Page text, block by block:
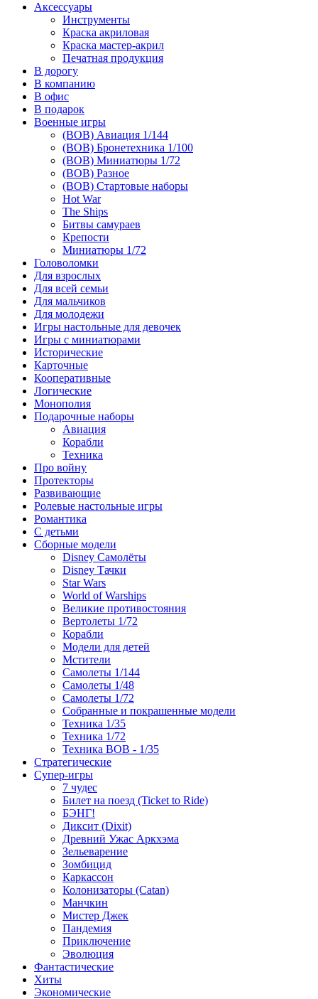
Аксессуары
Инструменты
Краска акриловая
Краска мастер-акрил
Печатная продукция
В дорогу
В компанию
В офис
В подарок
Военные игры
(ВОВ) Авиация 1/144
(ВОВ) Бронетехника 1/100
(ВОВ) Миниатюры 1/72
(ВОВ) Разное
(ВОВ) Стартовые наборы
Hot War
The Ships
Битвы самураев
Крепости
Миниатюры 1/72
Головоломки
Для взрослых
Для всей семьи
Для мальчиков
Для молодежи
Игры настольные для девочек
Игры с миниатюрами
Исторические
Карточные
Кооперативные
Логические
Монополия
Подарочные наборы
Авиация
Корабли
Техника
Про войну
Протекторы
Развивающие
Ролевые настольные игры
Романтика
С детьми
Сборные модели
Disney Самолёты
Disney Тачки
Star Wars
World of Warships
Великие противостояния
Вертолеты 1/72
Корабли
Модели для детей
Мстители
Самолеты 1/144
Самолеты 1/48
Самолеты 1/72
Собранные и покрашенные модели
Техника 1/35
Техника 1/72
Техника ВОВ - 1/35
Стратегические
Супер-игры
7 чудес
Билет на поезд (Ticket to Ride)
БЭНГ!
Диксит (Dixit)
Древний Ужас Аркхэма
Зельеварение
Зомбицид
Каркассон
Колонизаторы (Catan)
Манчкин
Мистер Джек
Пандемия
Приключение
Эволюция
Фантастические
Хиты
Экономические